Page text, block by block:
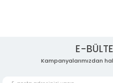
E-
Kampanyalarımızdan